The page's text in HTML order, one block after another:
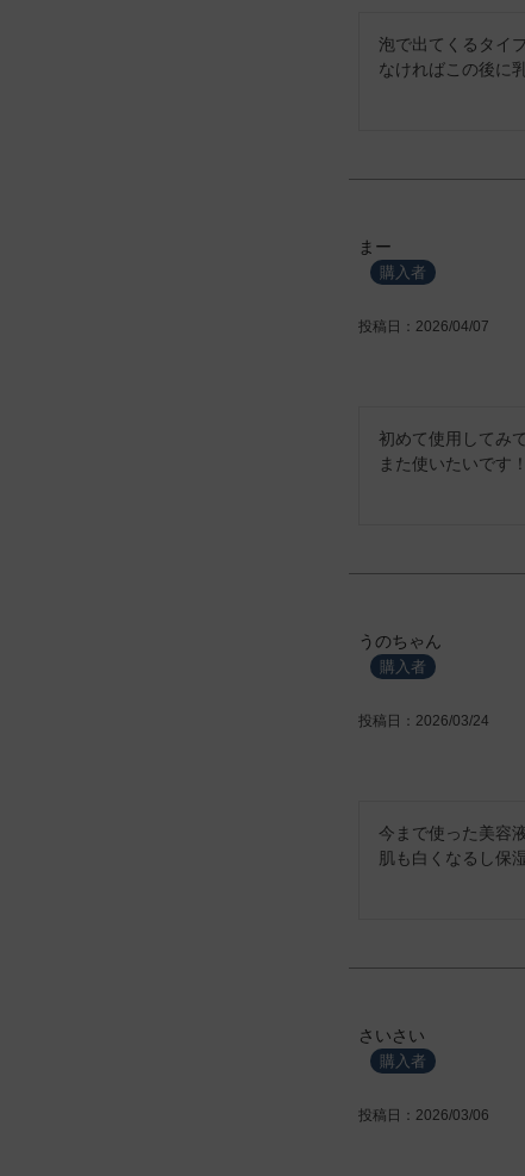
泡で出てくるタイ
なければこの後に
まー
購入者
投稿日
2026/04/07
初めて使用してみ
また使いたいです！
うのちゃん
購入者
投稿日
2026/03/24
今まで使った美容
肌も白くなるし保
さいさい
購入者
投稿日
2026/03/06